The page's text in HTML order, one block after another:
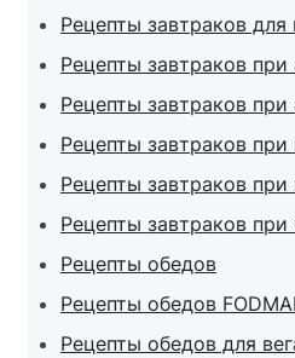
Рецепты завтраков для
Рецепты завтраков
Рецепты завтраков при
Рецепты завтраков при
Рецепты завтраков при
Рецепты завтраков
Рецепты обедов
Рецепты обедов
Рецепты обедов для